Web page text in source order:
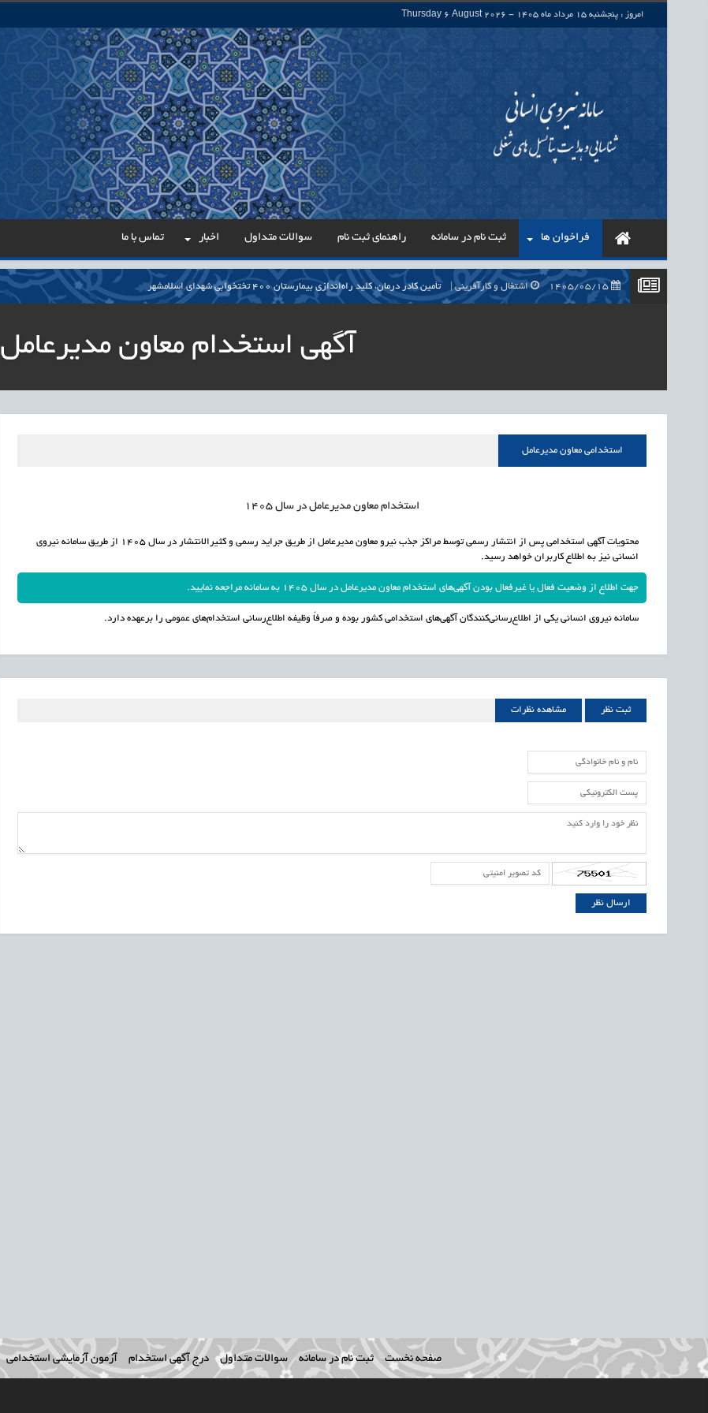
امروز : پنجشنبه 15 مرداد ماه 1405 - Thursday 6 August 2026
فراخوان ها ثبت نام در سامانه راهنمای ثبت نام سوالات متداول اخبار تماس با ما
اشتغال و کارآفرینی تأمین کادر درمان، کلید راه‌اندازی بیمارستان ۴۰۰ تختخوابی شهدای اسلامشهر
قرارداد کار معین، راهکار پایدار برای ساماندهی معلمان حق‌التدریس آزاد
1405/05/15 اشتغال و کارآفرینی رئیس مرکز منابع انسانی آموزش‌وپرورش: داوطلبان ردصلاحیت‌شده حق اعتراض دارند
آگهی استخدام معاون مدیرعامل
استخدامی معاون مدیرعامل
استخدام معاون مدیرعامل در سال 1405
محتویات آگهی استخدامی پس از انتشار رسمی توسط مراکز جذب نیرو معاون مدیرعامل از طریق جراید رسمی و کثیرالانتشار در سال 1405 از طریق سامانه نیروی
انسانی نیز به اطلاع کاربران خواهد رسید.
جهت اطلاع از وضعیت فعال یا غیرفعال بودن آگهی‌های استخدام معاون مدیرعامل در سال 1405 به سامانه مراجعه نمایید.
سامانه نیروی انسانی یکی از اطلاع‌رسانی‌کنندگان آگهی‌های استخدامی کشور بوده و صرفاً وظیفه اطلاع‌رسانی استخدام‌های عمومی را برعهده دارد.
ثبت نظر مشاهده نظرات
صفحه نخست ثبت نام در سامانه سوالات متداول درج آگهی استخدام آزمون آزمایشی استخدامی